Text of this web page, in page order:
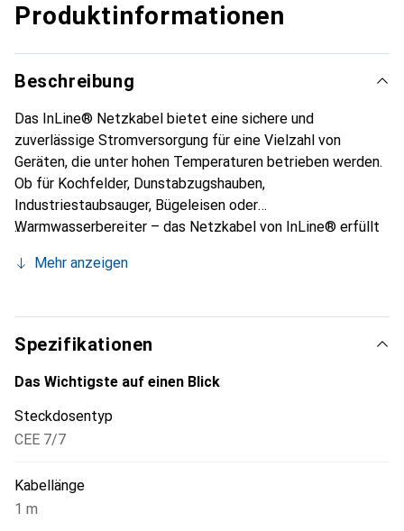
Produktinformationen
Beschreibung
Das InLine® Netzkabel bietet eine sichere und
zuverlässige Stromversorgung für eine Vielzahl von
Geräten, die unter hohen Temperaturen betrieben werden.
Ob für Kochfelder, Dunstabzugshauben,
Industriestaubsauger, Bügeleisen oder
Warmwasserbereiter – das Netzkabel von InLine® erfüllt
Sicherheit. Dieses Netzkabel ist robust, langlebig und
Mehr anzeigen
Spezifikationen
Das Wichtigste auf einen Blick
Steckdosentyp
CEE 7/7
Kabellänge
1 m